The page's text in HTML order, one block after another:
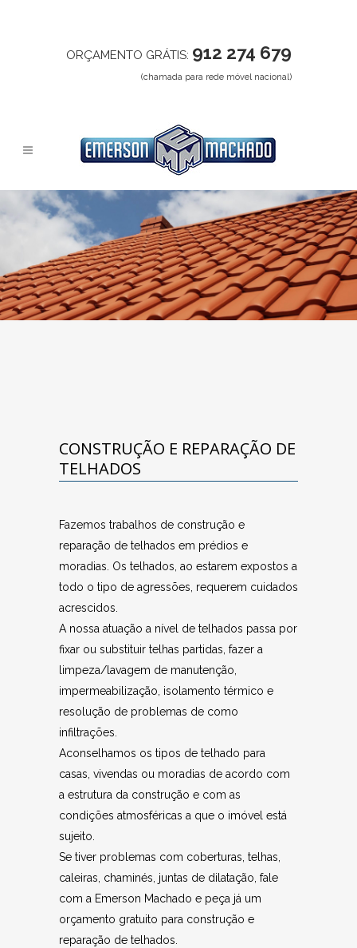
ORÇAMENTO GRÁTIS: 912 274 679
(chamada para rede móvel nacional)
CONSTRUÇÃO E REPARAÇÃO DE
TELHADOS
Fazemos trabalhos de construção e
reparação de telhados em prédios e
moradias. Os telhados, ao estarem expostos a
todo o tipo de agressões, requerem cuidados
acrescidos.
A nossa atuação a nível de telhados passa por
fixar ou substituir telhas partidas, fazer a
limpeza/lavagem de manutenção,
impermeabilização, isolamento térmico e
resolução de problemas de como
infiltrações.
Aconselhamos os tipos de telhado para
casas, vivendas ou moradias de acordo com
a estrutura da construção e com as
condições atmosféricas a que o imóvel está
sujeito.
Se tiver problemas com coberturas, telhas,
caleiras, chaminés, juntas de dilatação, fale
com a Emerson Machado e peça já um
orçamento gratuito para construção e
reparação de telhados.